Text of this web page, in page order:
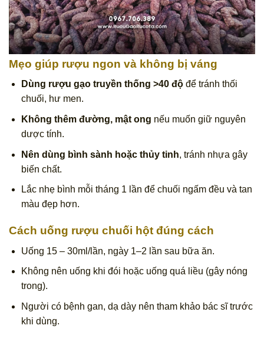
Mẹo giúp rượu ngon và không bị váng
Dùng rượu gạo truyền thống >40 độđể tránh thối
chuối, hư men.
Không thêm đường, mật ong nếu muốn giữ nguyên
dược tính.
Nên dùng bình sành hoặc thủy tinh, tránh nhựa gây
biến chất.
Lắc nhẹ bình mỗi tháng 1 lần để chuối ngấm đều và tan
màu đẹp hơn.
Cách uống rượu chuối hột đúng cách
Uống 15 – 30ml/lần, ngày 1–2 lần sau bữa ăn.
Không nên uống khi đói hoặc uống quá liều (gây nóng
trong).
Người có bệnh gan, dạ dày nên tham khảo bác sĩ trước
khi dùng.